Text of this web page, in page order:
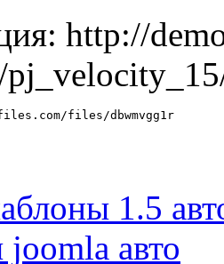
http://
files/dbwmvgg1r
1.5
авто